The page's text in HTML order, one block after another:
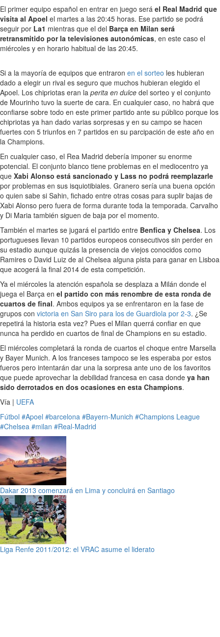
El primer equipo español en entrar en juego será el Real Madrid que
visita al Apoel el martes a las 20:45 horas. Ese partido se podrá
seguir por La1 mientras que el del Barça en Milan será
retransmitido por la televisiones autonómicas, en este caso el
miércoles y en horario habitual de las 20:45.
Si a la mayoría de equipos que entraron en el sorteo les hubieran
dado a elegir un rival es seguro que muchos hubieran elegido el
Apoel. Los chipriotas eran la perita en dulce del sorteo y el conjunto
de Mourinho tuvo la suerte de cara. En cualquier caso, no habrá que
confiarse sobre todo en este primer partido ante su público porque los
chipriotas ya han dado varias sorpresas y en su campo se hacen
fuertes con 5 triunfos en 7 partidos en su parcipación de este año en
la Champions.
En cualquier caso, el Rea Madrid debería imponer su enorme
potencial. El conjunto blanco tiene problemas en el mediocentro ya
que Xabi Alonso está sancionado y Lass no podrá reemplazarle
por problemas en sus isquiotibiales. Granero sería una buena opción
o quien sabe si Sahin, fichado entre otras cosas para suplir bajas de
Xabi Alonso pero fuera de forma durante toda la temporada. Carvalho
y Di Maria también siguen de baja por el momento.
También el martes se jugará el partido entre Benfica y Chelsea. Los
portugueses llevan 10 partidos europeos consecutivos sin perder en
su estadio aunque quizás la presencia de viejos conocidos como
Ramires o David Luiz de al Chelsea alguna pista para ganar en Lisboa
que acogerá la final 2014 de esta competición.
Ya el miércoles la atención española se desplaza a Milán donde el
juega el Barça en el partido con más renombre de esta ronda de
cuartos de final. Ambos equipos ya se enfrentaron en la fase de
grupos con victoria en San Siro para los de Guardiola por 2-3. ¿Se
repetirá la historia esta vez? Pues el Milan querrá confiar en que
nunca ha perdido en cuartos de final de Champions en su estadio.
El miércoles completará la ronda de cuartos el choque entre Marsella
y Bayer Munich. A los franceses tampoco se les esperaba por estos
fueros pero intentarán dar una la sorpresa ante uno de los favoritos
que puede aprovechar la debilidad francesa en casa donde ya han
sido derrotados en dos ocasiones en esta Champions.
Vía | UEFA
Fútbol #Apoel #barcelona #Bayern-Munich #Champions League
#Chelsea #milan #Real-Madrid
Dakar 2013 comenzará en Lima y concluirá en Santiago
Liga Renfe 2011/2012: el VRAC asume el liderato